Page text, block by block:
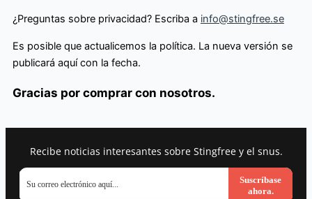
¿Preguntas sobre privacidad? Escriba a info@stingfree.se
Es posible que actualicemos la política. La nueva versión se
publicará aquí con la fecha.
Gracias por comprar con nosotros.
Recibe noticias interesantes sobre Stingfree y el snus.
Suscríbase
ahora.